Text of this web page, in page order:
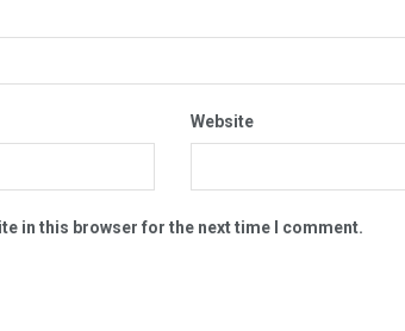
Website
in this browser for the next time I comment.